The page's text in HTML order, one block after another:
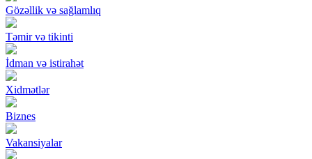
Gözəllik və sağlamlıq
Təmir və tikinti
İdman və istirahət
Xidmətlər
Biznes
Vakansiyalar